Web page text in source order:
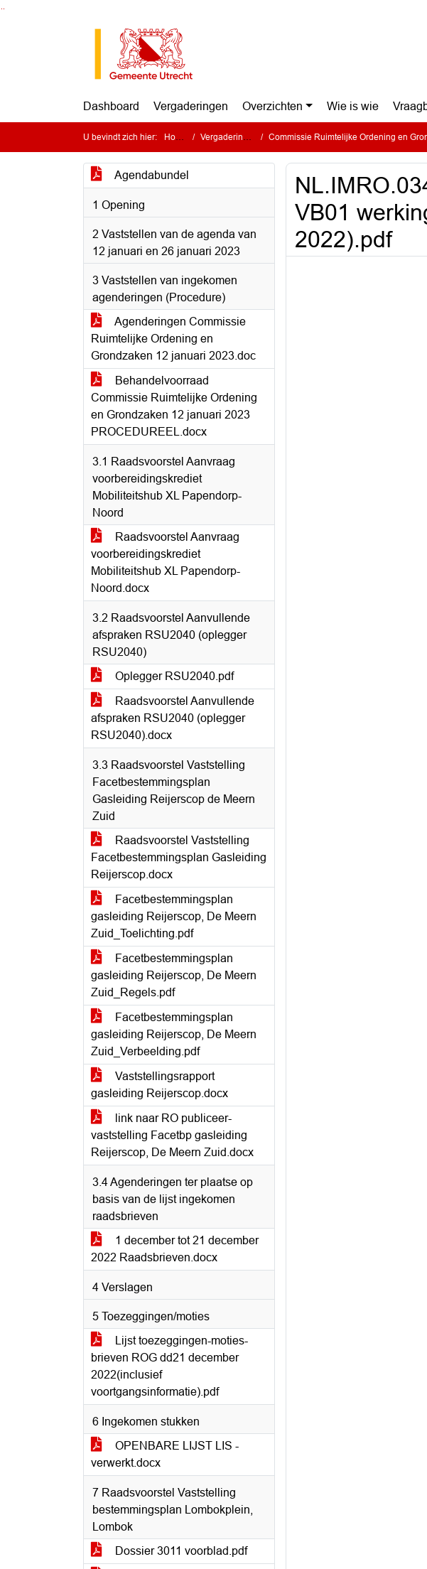
Dashboard Vergaderingen Overzichten Wie is wie
U bevindt zich hier: Home Vergaderingen Commissie Ruimtelijke Ordening en
Agendabundel
1 Opening
2 Vaststellen van de agenda van
12 januari en 26 januari 2023
3 Vaststellen van ingekomen
agenderingen (Procedure)
Agenderingen Commissie
Ruimtelijke Ordening en
Grondzaken 12 januari 2023.doc
Behandelvoorraad
Commissie Ruimtelijke Ordening
en Grondzaken 12 januari 2023
PROCEDUREEL.docx
3.1 Raadsvoorstel Aanvraag
voorbereidingskrediet
Mobiliteitshub XL Papendorp-
Noord
Raadsvoorstel Aanvraag
voorbereidingskrediet
Mobiliteitshub XL Papendorp-
Noord.docx
3.2 Raadsvoorstel Aanvullende
afspraken RSU2040 (oplegger
RSU2040)
Oplegger RSU2040.pdf
Raadsvoorstel Aanvullende
afspraken RSU2040 (oplegger
RSU2040).docx
3.3 Raadsvoorstel Vaststelling
Facetbestemmingsplan
Gasleiding Reijerscop de Meern
Zuid
Raadsvoorstel Vaststelling
Facetbestemmingsplan Gasleiding
Reijerscop.docx
Facetbestemmingsplan
gasleiding Reijerscop, De Meern
Zuid_Toelichting.pdf
Facetbestemmingsplan
gasleiding Reijerscop, De Meern
Zuid_Regels.pdf
Facetbestemmingsplan
gasleiding Reijerscop, De Meern
Zuid_Verbeelding.pdf
Vaststellingsrapport
gasleiding Reijerscop.docx
link naar RO publiceer-
vaststelling Facetbp gasleiding
Reijerscop, De Meern Zuid.docx
3.4 Agenderingen ter plaatse op
basis van de lijst ingekomen
raadsbrieven
1 december tot 21 december
2022 Raadsbrieven.docx
4 Verslagen
5 Toezeggingen/moties
Lijst toezeggingen-moties-
brieven ROG dd21 december
2022(inclusief
voortgangsinformatie).pdf
6 Ingekomen stukken
OPENBARE LIJST LIS -
verwerkt.docx
7 Raadsvoorstel Vaststelling
bestemmingsplan Lombokplein,
Lombok
Dossier 3011 voorblad.pdf
VB01
2022).pdf